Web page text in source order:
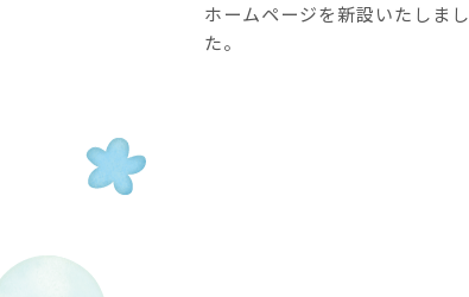
ホームページを新設いたしまし
た。